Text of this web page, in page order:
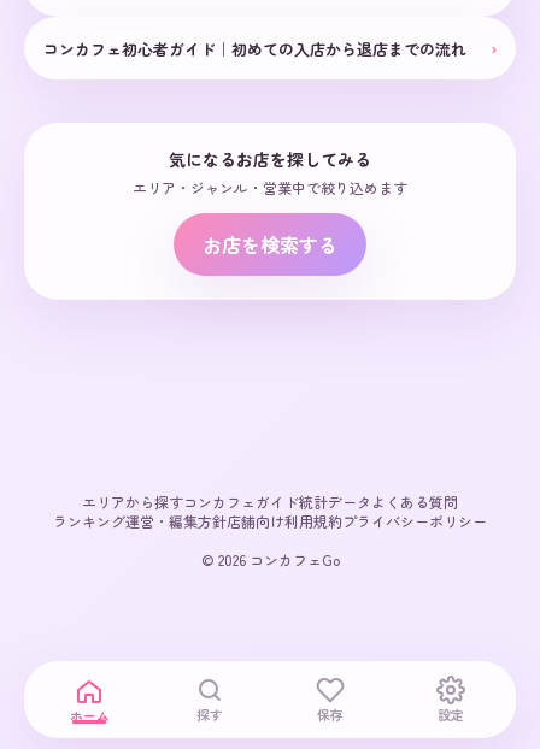
コンカフェ初心者ガイド｜初めての入店から退店までの流れ ›
気になるお店を探してみる
エリア・ジャンル・営業中で絞り込めます
お店を検索する
エリアから探すコンカフェガイド統計データ よくある質問
ランキング運営・編集方針店舗向け利用規約プライバシーポリシー
© 2026 コンカフェGo
ホーム 探す 保存 設定